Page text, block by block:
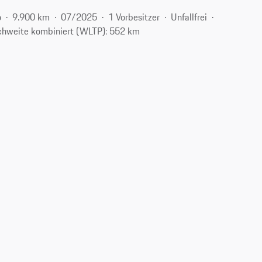
9.900 km 07/2025 1 Vorbesitzer
Unfallfrei
kombiniert (WLTP): 552 km